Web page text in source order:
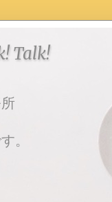
Talk!
。